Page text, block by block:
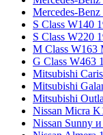
Mercedes-
S Class W140
S Class W220
M Class W163
G Class W463
Mitsubishi
Mitsubishi
Mitsubishi
Nissan Micra
Nissan Sunny